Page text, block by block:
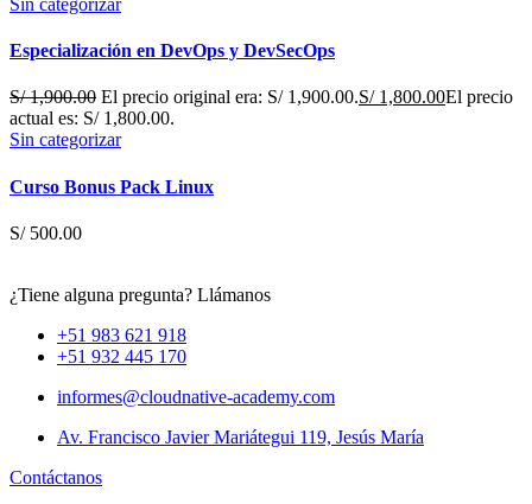
Especialización en DevOps y DevSecOps
S/1,900.00 El precio original era: S/ 1,900.00.S/1,800.00El precio
actual es: S/ 1,800.00.
Sin categorizar
Curso Bonus Pack Linux
S/500.00
¿Tiene alguna pregunta? Llámanos
+51 983 621 918
+51 932 445 170
informes@cloudnative-academy.com
Av. Francisco Javier Mariátegui 119, Jesús María
Contáctanos